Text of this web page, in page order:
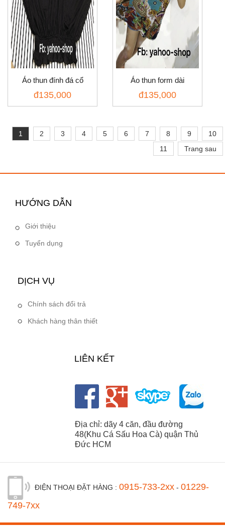
Áo thun đính đá cổ
đ135,000
Áo thun form dài
đ135,000
1 2 3 4 5 6 7 8 9
10
11
Trang sau
HƯỚNG DẪN
Giới thiệu
Tuyển dụng
DỊCH VỤ
Chính sách đổi trả
Khách hàng thân thiết
LIÊN KẾT
Địa chỉ: dãy 4 căn, đầu đường
48(Khu Cá Sấu Hoa Cà) quận Thủ
Đức HCM
ĐIỆN THOẠI ĐẶT HÀNG : 0915-733-2xx - 01229-
749-7xx